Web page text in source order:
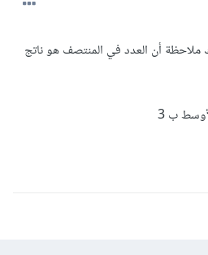
أن العدد في المنتصف هو ناتج
ب 3